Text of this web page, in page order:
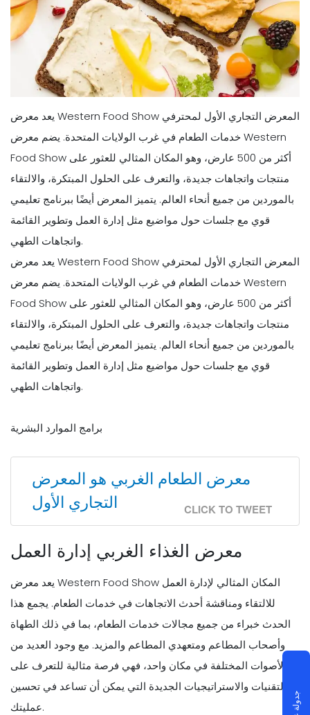
يعد معرض Western Food Show المعرض التجاري الأول لمحترفي
خدمات الطعام في غرب الولايات المتحدة. يضم معرض Western
Food Show أكثر من 500 عارض، وهو المكان المثالي للعثور على
منتجات واتجاهات جديدة، والتعرف على الحلول المبتكرة، والالتقاء
بالموردين من جميع أنحاء العالم. يتميز المعرض أيضًا ببرنامج تعليمي
قوي مع جلسات حول مواضيع مثل إدارة العمل وتطوير القائمة
واتجاهات الطهي.
يعد معرض Western Food Show المعرض التجاري الأول لمحترفي
خدمات الطعام في غرب الولايات المتحدة. يضم معرض Western
Food Show أكثر من 500 عارض، وهو المكان المثالي للعثور على
منتجات واتجاهات جديدة، والتعرف على الحلول المبتكرة، والالتقاء
بالموردين من جميع أنحاء العالم. يتميز المعرض أيضًا ببرنامج تعليمي
قوي مع جلسات حول مواضيع مثل إدارة العمل وتطوير القائمة
واتجاهات الطهي.
برامج الموارد البشرية
معرض الطعام الغربي هو المعرض
التجاري الأول
CLICK TO TWEET
معرض الغذاء الغربي إدارة العمل
يعد معرض Western Food Show المكان المثالي لإدارة العمل
للالتقاء ومناقشة أحدث الاتجاهات في خدمات الطعام. يجمع هذا
الحدث خبراء من جميع مجالات خدمات الطعام، بما في ذلك الطهاة
وأصحاب المطاعم ومتعهدي المطاعم والمزيد. مع وجود العديد من
الأصوات المختلفة في مكان واحد، فهي فرصة مثالية للتعرف على
التقنيات والاستراتيجيات الجديدة التي يمكن أن تساعد في تحسين
عمليتك.